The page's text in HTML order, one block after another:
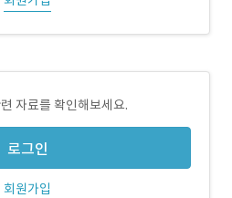
자료를 확인해보세요.
로그인
회원가입